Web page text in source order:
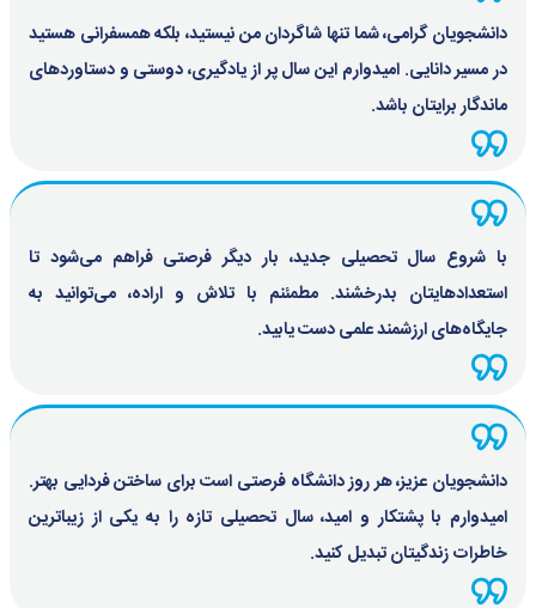
دانشجویان گرامی، شما تنها شاگردان من نیستید، بلکه همسفرانی هستید
در مسیر دانایی. امیدوارم این سال پر از یادگیری، دوستی و دستاوردهای
ماندگار برایتان باشد.
با شروع سال تحصیلی جدید، بار دیگر فرصتی فراهم می‌شود تا
استعدادهایتان بدرخشند. مطمئنم با تلاش و اراده، می‌توانید به
جایگاه‌های ارزشمند علمی دست یابید.
دانشجویان عزیز، هر روز دانشگاه فرصتی است برای ساختن فردایی بهتر.
امیدوارم با پشتکار و امید، سال تحصیلی تازه را به یکی از زیباترین
خاطرات زندگیتان تبدیل کنید.